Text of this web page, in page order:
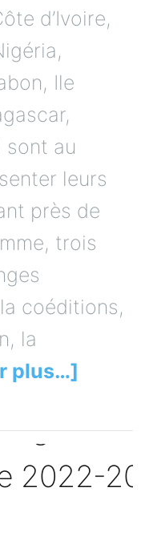
d’Ivoire,
Ile
sont au
leurs
près de
trois
coéditions,
la
plus…]